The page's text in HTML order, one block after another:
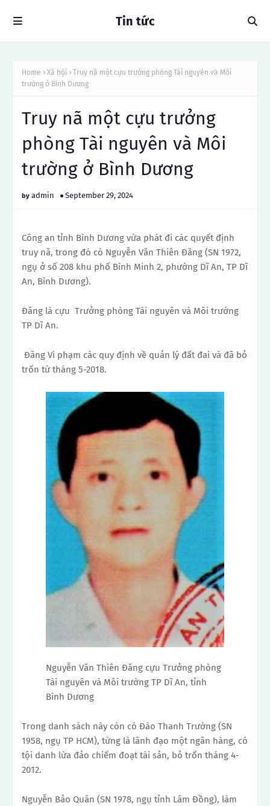
Tin tức
Home Xã hội
Truy nã một cựu trưởng phòng Tài nguyên và Môi
trường ở Bình Dương
Truy nã một cựu trưởng
phòng Tài nguyên và Môi
trường ở Bình Dương
admin September 29, 2024
Công an tỉnh Bình Dương vừa phát đi các quyết định
truy nã, trong đó có Nguyễn Văn Thiên Đăng (SN 1972,
ngụ ở số 208 khu phố Bình Minh 2, phường Dĩ An, TP Dĩ
An, Bình Dương).
Đăng là cựu Trưởng phòng Tài nguyên và Môi trường
TP Dĩ An.
Đăng Vi phạm các quy định về quản lý đất đai và đã bỏ
trốn từ tháng 5-2018.
Nguyễn Văn Thiên Đăng cựu Trưởng phòng
Tài nguyên và Môi trường TP Dĩ An, tỉnh
Bình Dương
Trong danh sách này còn có Đào Thanh Trường (SN
1958, ngụ TP HCM), từng là lãnh đạo một ngân hàng, có
tội danh lừa đảo chiếm đoạt tài sản, bỏ trốn tháng 4-
2012.
Nguyễn Bảo Quân (SN 1978, ngụ tỉnh Lâm Đồng), làm